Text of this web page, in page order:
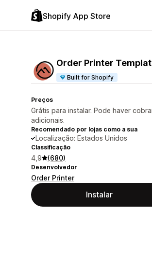
Shopify App Store
Order Printer
Built for Shopify
Preços
Grátis para instalar. Pode haver
adicionais.
Recomendado por lojas como a sua
Localização: Estados Unidos
Classificação
4,9 (680)
Desenvolvedor
Order Printer
Instalar